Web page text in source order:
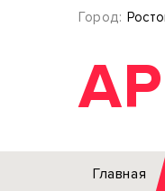
Город:
Главная